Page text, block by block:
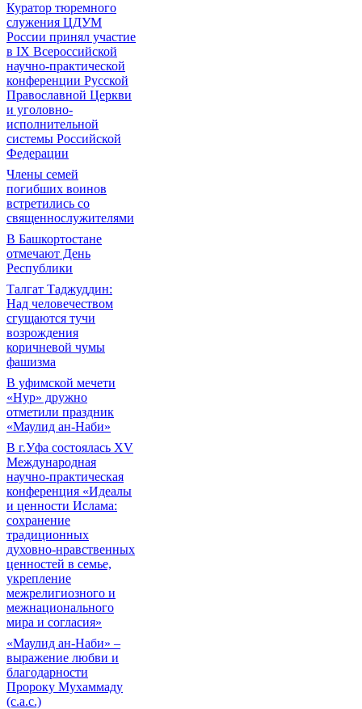
Куратор тюремного
служения ЦДУМ
России принял участие
в IX Всероссийской
научно-практической
конференции Русской
Православной Церкви
и уголовно-
исполнительной
системы Российской
Федерации
Члены семей
погибших воинов
встретились со
священнослужителями
В Башкортостане
отмечают День
Республики
Талгат Таджуддин:
Над человечеством
сгущаются тучи
возрождения
коричневой чумы
фашизма
В уфимской мечети
«Нур» дружно
отметили праздник
«Маулид ан-Наби»
В г.Уфа состоялась XV
Международная
научно-практическая
конференция «Идеалы
и ценности Ислама:
сохранение
традиционных
духовно-нравственных
ценностей в семье,
укрепление
межрелигиозного и
межнационального
мира и согласия»
«Маулид ан-Наби» –
выражение любви и
благодарности
Пророку Мухаммаду
(с.а.с.)